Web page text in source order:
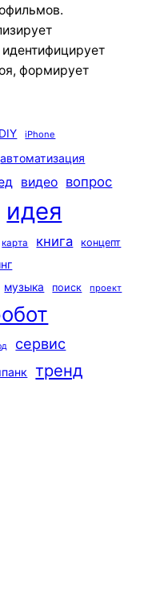
формирует
DIY iPhone
автоматизация
видео вопрос
идея
карта книга
концепт
музыка поиск проект
сервис
тренд